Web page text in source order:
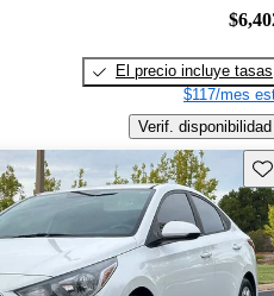
El precio incluye tasas
$117/mes
Verif. disponibilidad